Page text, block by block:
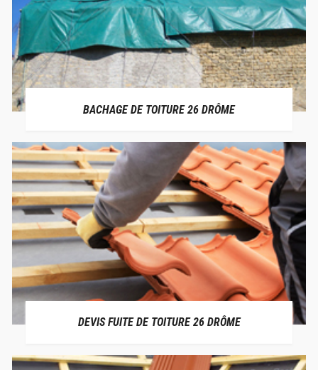
BACHAGE DE TOITURE 26 DRÔME
DEVIS FUITE DE TOITURE 26 DRÔME